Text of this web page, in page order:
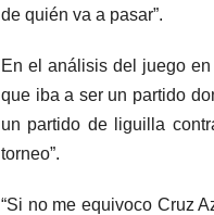
de quién va a pasar”.
En el análisis del juego
que iba a ser un partido
un partido de liguilla
torneo”.
“Si no me equivoco Cruz